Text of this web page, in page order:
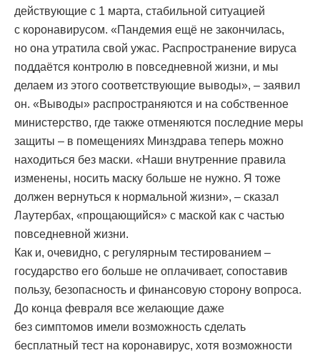
действующие с 1 марта, стабильной ситуацией
с коронавирусом. «Пандемия ещё не закончилась,
но она утратила свой ужас. Распространение вируса
поддаётся контролю в повседневной жизни, и мы
делаем из этого соответствующие выводы», – заявил
он. «Выводы» распространяются и на собственное
министерство, где также отменяются последние меры
защиты – в помещениях Минздрава теперь можно
находиться без маски. «Наши внутренние правила
изменены, носить маску больше не нужно. Я тоже
должен вернуться к нормальной жизни», – сказал
Лаутербах, «прощающийся» с маской как с частью
повседневной жизни.
Как и, очевидно, с регулярным тестированием –
государство его больше не оплачивает, сопоставив
пользу, безопасность и финансовую сторону вопроса.
До конца февраля все желающие даже
без симптомов имели возможность сделать
бесплатный тест на коронавирус, хотя возможности